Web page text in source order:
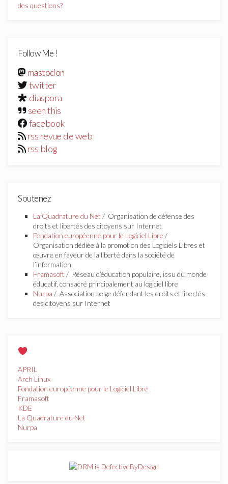
des questions?
Follow Me !
mastodon
twitter
diaspora
seen this
facebook
rss revue de web
rss blog
Soutenez
La Quadrature du Net / Organisation de défense des
droits et libertés des citoyens sur Internet
Fondation européenne pour le Logiciel Libre /
Organisation dédiée à la promotion des Logiciels Libres et
œuvre en faveur de la liberté dans la société de
l’information
Framasoft / Réseau d’éducation populaire, issu du monde
éducatif, consacré principalement au logiciel libre
Nurpa / Association belge défendant les droits et libertés
des citoyens sur Internet
APRIL
Arch Linux
Fondation européenne pour le Logiciel Libre
Framasoft
KDE
La Quadrature du Net
Nurpa